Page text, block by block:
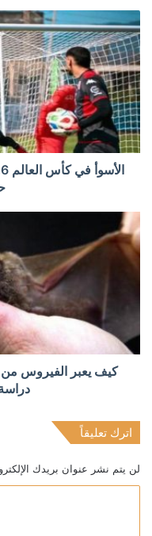
كيف يعبر الفيروس
اترك تعليقاً
لن يتم نشر عنوان بريدك